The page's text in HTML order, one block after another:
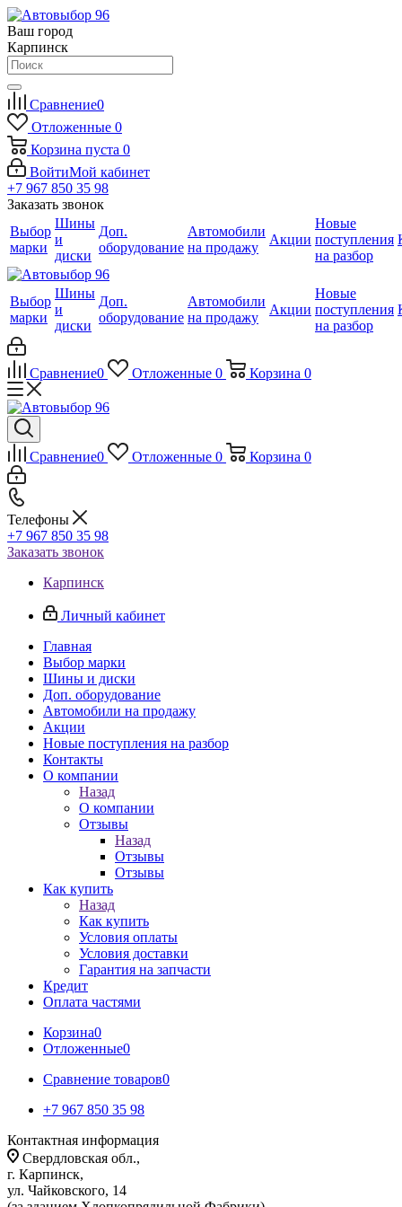
Ваш город
Карпинск
Сравнение0
Отложенные 0
Корзина пуста 0
ВойтиМой кабинет
+7 967 850 35 98
Заказать звонок
Выбор
марки
Шины
и
диски
Доп.
оборудование
Автомобили
на продажу
Акции
Новые
поступления
на разбор
Выбор
марки
Шины
и
диски
Доп.
оборудование
Автомобили
на продажу
Акции
Новые
поступления
на разбор
Сравнение0 Отложенные 0 Корзина 0
Сравнение0 Отложенные 0 Корзина 0
Телефоны
+7 967 850 35 98
Заказать звонок
Карпинск
Личный кабинет
Главная
Выбор марки
Шины и диски
Доп. оборудование
Автомобили на продажу
Акции
Новые поступления на разбор
Контакты
О компании
Назад
О компании
Отзывы
Назад
Отзывы
Отзывы
Как купить
Назад
Как купить
Условия оплаты
Условия доставки
Гарантия на запчасти
Кредит
Оплата частями
Корзина0
Отложенные0
Сравнение товаров0
+7 967 850 35 98
Контактная информация
Свердловская обл.,
г. Карпинск,
ул. Чайковского, 14